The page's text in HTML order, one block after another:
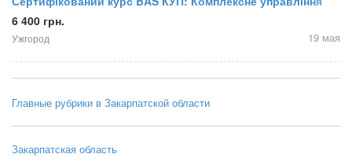
підприємством
6 400 грн.
Ужгород 19 мая
Главные рубрики в Закарпатской области
Закарпатская область